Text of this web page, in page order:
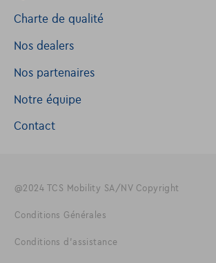
Charte de qualité
Nos dealers
Nos partenaires
Notre équipe
Contact
@2024 TCS Mobility SA/NV Copyright
Conditions Générales
Conditions d'assistance